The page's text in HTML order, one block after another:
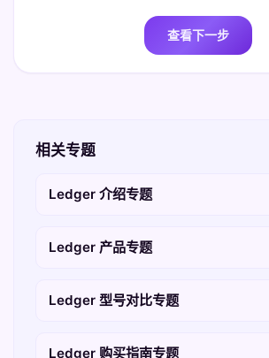
查看下一步
相关专题
Ledger 介绍专题
Ledger 产品专题
Ledger 型号对比专题
Ledger 购买指南专题